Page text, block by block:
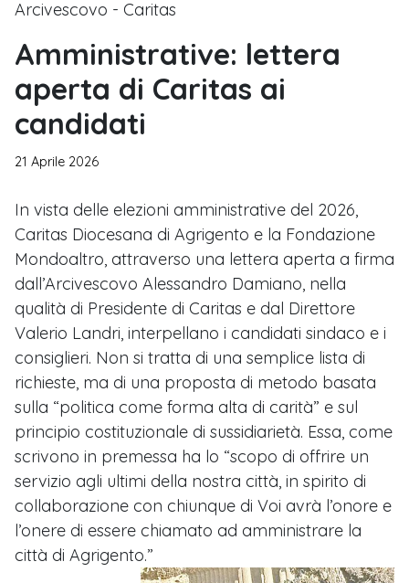
Arcivescovo - Caritas
Amministrative: lettera
aperta di Caritas ai
candidati
21 Aprile 2026
In vista delle elezioni amministrative del 2026,
Caritas Diocesana di Agrigento e la Fondazione
Mondoaltro, attraverso una lettera aperta a firma
dall’Arcivescovo Alessandro Damiano, nella
qualità di Presidente di Caritas e dal Direttore
Valerio Landri, interpellano i candidati sindaco e i
consiglieri. Non si tratta di una semplice lista di
richieste, ma di una proposta di metodo basata
sulla “politica come forma alta di carità” e sul
principio costituzionale di sussidiarietà. Essa, come
scrivono in premessa ha lo “scopo di offrire un
servizio agli ultimi della nostra città, in spirito di
collaborazione con chiunque di Voi avrà l’onore e
l’onere di essere chiamato ad amministrare la
città di Agrigento.”